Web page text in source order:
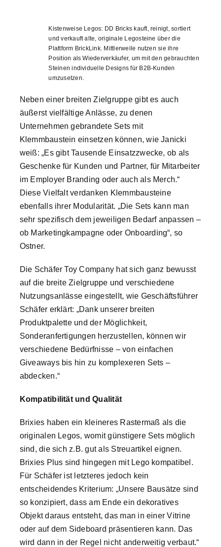
Kistenweise Legos: DD Bricks kauft, reinigt, sortiert
und verkauft alte, originale Legosteine über die
Plattform BrickLink. Mittlerweile nutzen sie ihre
Position als Wiederverkäufer, um mit den gebrauchten
Steinen individuelle Designs für B2B-Kunden
umzusetzen.
Neben einer breiten Zielgruppe gibt es auch
äußerst vielfältige Anlässe, zu denen
Unternehmen gebrandete Sets mit
Klemmbaustein einsetzen können, wie Janicki
weiß: „Es gibt Tausende Einsatzzwecke, ob als
Geschenke für Kunden und Partner, für Mitarbeiter
im Employer Branding oder auch als Merch.“
Diese Vielfalt verdanken Klemmbausteine
ebenfalls ihrer Modularität. „Die Sets kann man
sehr spezifisch dem jeweiligen Bedarf anpassen –
ob Marketingkampagne oder Onboarding“, so
Ostner.
Die Schäfer Toy Company hat sich ganz bewusst
auf die breite Zielgruppe und verschiedene
Nutzungsanlässe eingestellt, wie Geschäftsführer
Schäfer erklärt: „Dank unserer breiten
Produktpalette und der Möglichkeit,
Sonderanfertigungen herzustellen, können wir
verschiedene Bedürfnisse – von einfachen
Giveaways bis hin zu komplexeren Sets –
abdecken.“
Kompatibilität und Qualität
Brixies haben ein kleineres Rastermaß als die
originalen Legos, womit günstigere Sets möglich
sind, die sich z.B. gut als Streuartikel eignen.
Brixies Plus sind hingegen mit Lego kompatibel.
Für Schäfer ist letzteres jedoch kein
entscheidendes Kriterium: „Unsere Bausätze sind
so konzipiert, dass am Ende ein dekoratives
Objekt daraus entsteht, das man in einer Vitrine
oder auf dem Sideboard präsentieren kann. Das
wird dann in der Regel nicht anderweitig verbaut.“